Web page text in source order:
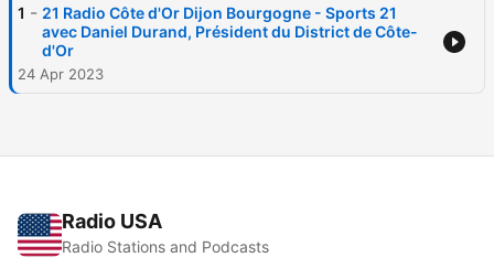
1 - 21 Radio Côte d'Or Dijon Bourgogne - Sports 21
avec Daniel Durand, Président du District de Côte-
d'Or
24 Apr 2023
Radio USA
Radio Stations and Podcasts